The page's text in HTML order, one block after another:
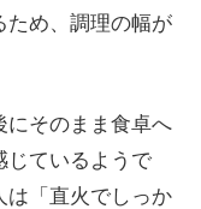
ため、調理の幅が
にそのまま食卓へ
じているようで
は「直火でしっか